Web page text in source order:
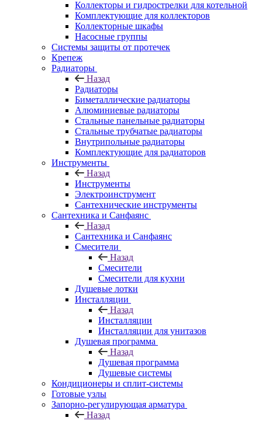
Коллекторы и гидрострелки для котельной
Комплектующие для коллекторов
Коллекторные шкафы
Насосные группы
Системы защиты от протечек
Крепеж
Радиаторы
Назад
Радиаторы
Биметаллические радиаторы
Алюминиевые радиаторы
Стальные панельные радиаторы
Стальные трубчатые радиаторы
Внутрипольные радиаторы
Комплектующие для радиаторов
Инструменты
Назад
Инструменты
Электроинструмент
Сантехнические инструменты
Сантехника и Санфаянс
Назад
Сантехника и Санфаянс
Смесители
Назад
Смесители
Смесители для кухни
Душевые лотки
Инсталляции
Назад
Инсталляции
Инсталляции для унитазов
Душевая программа
Назад
Душевая программа
Душевые системы
Кондиционеры и сплит-системы
Готовые узлы
Запорно-регулирующая арматура
Назад